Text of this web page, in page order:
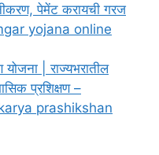
पेमेंट करायची गरज
yojana online
योजना | राज्यभरातील
प्रशिक्षण –
prashikshan